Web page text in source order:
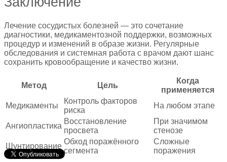
Лечение сосудистых болезней — это сочетание
диагностики, медикаментозной поддержки, возможных
процедур и изменений в образе жизни. Регулярные
обследования и системная работа с врачом дают шанс
сохранить кровообращение и качество жизни.
Метод Цель
Когда
применяется
Медикаменты
Контроль факторов
риска
На любом этапе
Ангиопластика
Восстановление
просвета
При значимом
стенозе
Шунтирование
Обход поражённого
сегмента
Сложные
поражения